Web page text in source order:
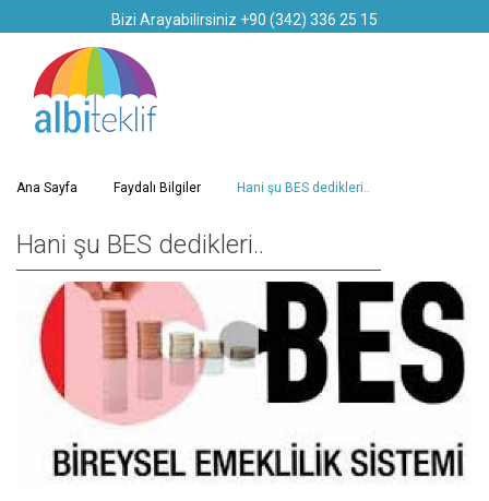
Bizi Arayabilirsiniz +90 (342) 336 25 15
Ana Sayfa Faydalı Bilgiler Hani şu BES dedikleri..
Hani şu BES dedikleri..